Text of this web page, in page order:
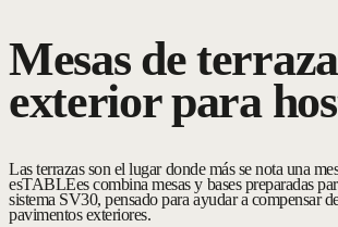
Mesas de
exterior para
Las terrazas son el lugar donde más se nota una
esTABLEes combina mesas y bases preparadas
sistema SV30, pensado para ayudar a compensar
pavimentos exteriores.